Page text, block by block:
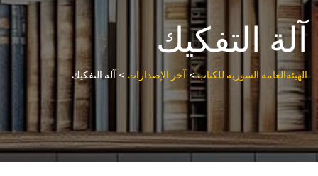
آلة التفكيك
الهيئةالعامة السورية للكتاب> آخر الإصدارات > آلة التفكيك